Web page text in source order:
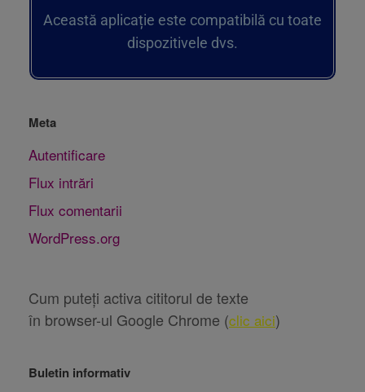
Această aplicație este compatibilă cu toate
dispozitivele dvs.
Meta
Autentificare
Flux intrări
Flux comentarii
WordPress.org
Cum puteți activa cititorul de texte
în browser-ul Google Chrome (clic aici)
Buletin informativ